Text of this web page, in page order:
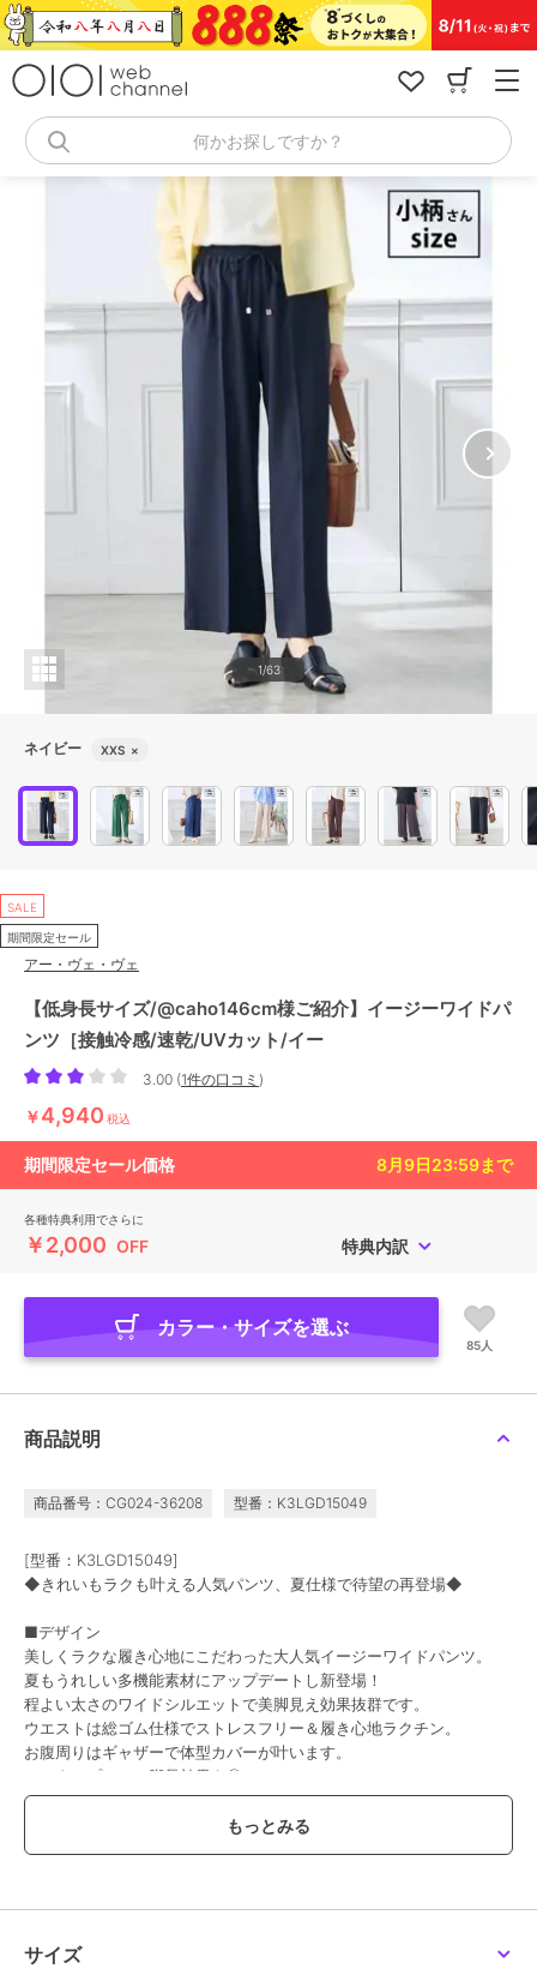
コ
ン
何かお探しですか？
1/63
ネイビー XXS ×
SALE
期間限定セール
アー・ヴェ・ヴェ
【低身長サイズ/@caho146cm様ご紹介】イージーワイドパ
ンツ［接触冷感/速乾/UVカット/イー
3.00 (1件の口コミ )
￥4,940 税込
期間限定セール価格 8月9日23:59まで
各種特典利用でさらに
￥2,000 OFF 特典内訳
カラー・サイズを選ぶ
85人
商品説明
商品番号：CG024-36208 型番：K3LGD15049
[型番：K3LGD15049]
◆きれいもラクも叶える人気パンツ、夏仕様で待望の再登場◆
■デザイン
美しくラクな履き心地にこだわった大人気イージーワイドパンツ。
夏もうれしい多機能素材にアップデートし新登場！
程よい太さのワイドシルエットで美脚見え効果抜群です。
ウエストは総ゴム仕様でストレスフリー＆履き心地ラクチン。
お腹周りはギャザーで体型カバーが叶います。
センタープレスで脚長効果も◎
きちんと見えする素材でデイリーから通勤シーンまで重宝間違いな
好みで選べるカラバリ＆ウエスト仕様＆シルエット！
履いても洗ってもしわが気にならないイージーケア。
ご家庭の洗濯機で洗っていただけるので、ケアも楽チンです。
サイズ